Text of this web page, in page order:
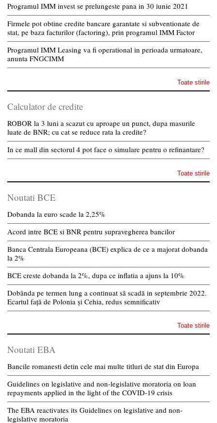
Programul IMM invest se prelungeste pana in 30 iunie 2021
Firmele pot obtine credite bancare garantate si subventionate de
stat, pe baza facturilor (factoring), prin programul IMM Factor
Programul IMM Leasing va fi operational in perioada urmatoare,
anunta FNGCIMM
Toate stirile
Calculator de credite
ROBOR la 3 luni a scazut cu aproape un punct, dupa masurile
luate de BNR; cu cat se reduce rata la credite?
In ce mall din sectorul 4 pot face o simulare pentru o refinantare?
Toate stirile
Noutati BCE
Dobanda la euro scade la 2,25%
Acord intre BCE si BNR pentru supravegherea bancilor
Banca Centrala Europeana (BCE) explica de ce a majorat dobanda
la 2%
BCE creste dobanda la 2%, dupa ce inflatia a ajuns la 10%
Dobânda pe termen lung a continuat să scadă in septembrie 2022.
Ecartul față de Polonia și Cehia, redus semnificativ
Toate stirile
Noutati EBA
Bancile romanesti detin cele mai multe titluri de stat din Europa
Guidelines on legislative and non-legislative moratoria on loan
repayments applied in the light of the COVID-19 crisis
The EBA reactivates its Guidelines on legislative and non-
legislative moratoria